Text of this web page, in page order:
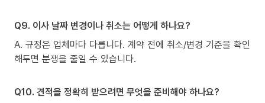
Q9. 이사 날짜 변경이나 취소는 어떻게 하나요?
A. 규정은 업체마다 다릅니다. 계약 전에 취소/변경 기준을 확인
해두면 분쟁을 줄일 수 있습니다.
Q10. 견적을 정확히 받으려면 무엇을 준비해야 하나요?